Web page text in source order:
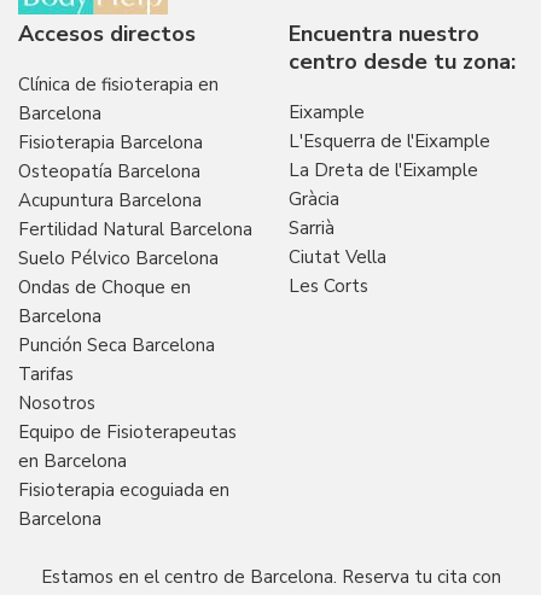
Accesos directos
Clínica de fisioterapia en
Barcelona
Fisioterapia Barcelona
Osteopatía Barcelona
Acupuntura Barcelona
Fertilidad Natural Barcelona
Suelo Pélvico Barcelona
Ondas de Choque en
Barcelona
Punción Seca Barcelona
Tarifas
Nosotros
Equipo de Fisioterapeutas
en Barcelona
Fisioterapia ecoguiada en
Barcelona
Encuentra nuestro
centro desde tu zona:
Eixample
L'Esquerra de l'Eixample
La Dreta de l'Eixample
Gràcia
Sarrià
Ciutat Vella
Les Corts
Estamos en el centro de Barcelona. Reserva tu cita con